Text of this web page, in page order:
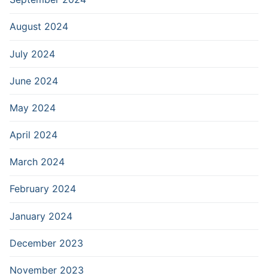
August 2024
July 2024
June 2024
May 2024
April 2024
March 2024
February 2024
January 2024
December 2023
November 2023